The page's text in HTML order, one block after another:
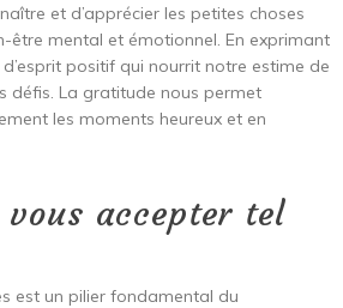
et d’apprécier les petites choses
être mental et émotionnel. En exprimant
positif qui nourrit notre estime de
défis. La gratitude nous permet
les moments heureux et en
accepter tel
est un pilier fondamental du